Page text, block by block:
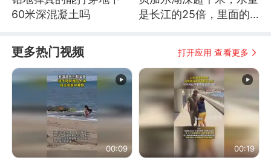
60米深混凝土吗
是长江的25倍，里面的
更多热门视频 打开应用 查看更多
00:09 00:19